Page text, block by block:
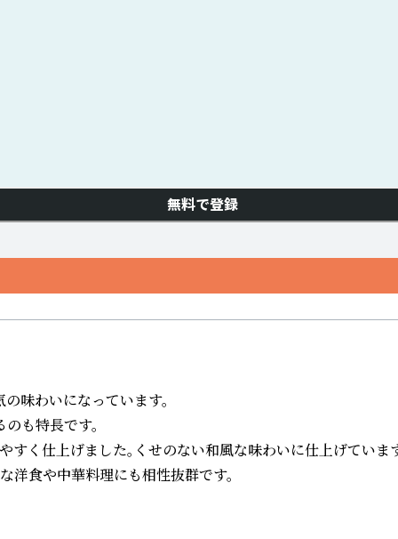
無料で登録
味わいになっています。
も特長です。
く仕上げました。くせのない和風な味わいに仕上げていま
洋食や中華料理にも相性抜群です。